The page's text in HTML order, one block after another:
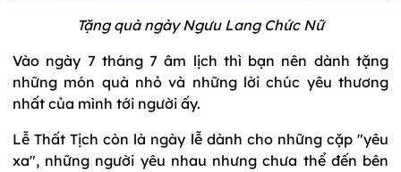
Tặng quà ngày Ngưu Lang Chức Nữ
Vào ngày 7 tháng 7 âm lịch thì bạn nên dành tặng
những món quà nhỏ và những lời chúc yêu thương
nhất của mình tới người ấy.
Lễ Thất Tịch còn là ngày lễ dành cho những cặp "yêu
xa", những người yêu nhau nhưng chưa thể đến bên